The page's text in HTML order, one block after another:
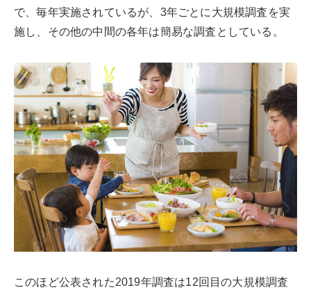
で、毎年実施されているが、3年ごとに大規模調査を実
施し、その他の中間の各年は簡易な調査としている。
このほど公表された2019年調査は12回目の大規模調査